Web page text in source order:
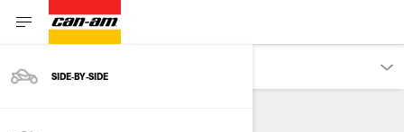
SIDE‑BY‑SIDE